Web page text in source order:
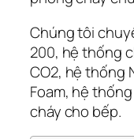
Chúng tôi
200, hệ thống
CO2, hệ thống
Foam, hệ
cháy cho bếp.